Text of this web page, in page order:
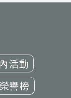
活動
譽榜